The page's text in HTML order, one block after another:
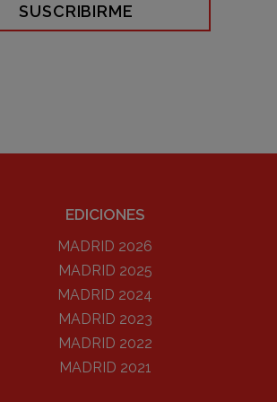
SUSCRIBIRME
EDICIONES
MADRID 2026
MADRID 2025
MADRID 2024
MADRID 2023
MADRID 2022
MADRID 2021